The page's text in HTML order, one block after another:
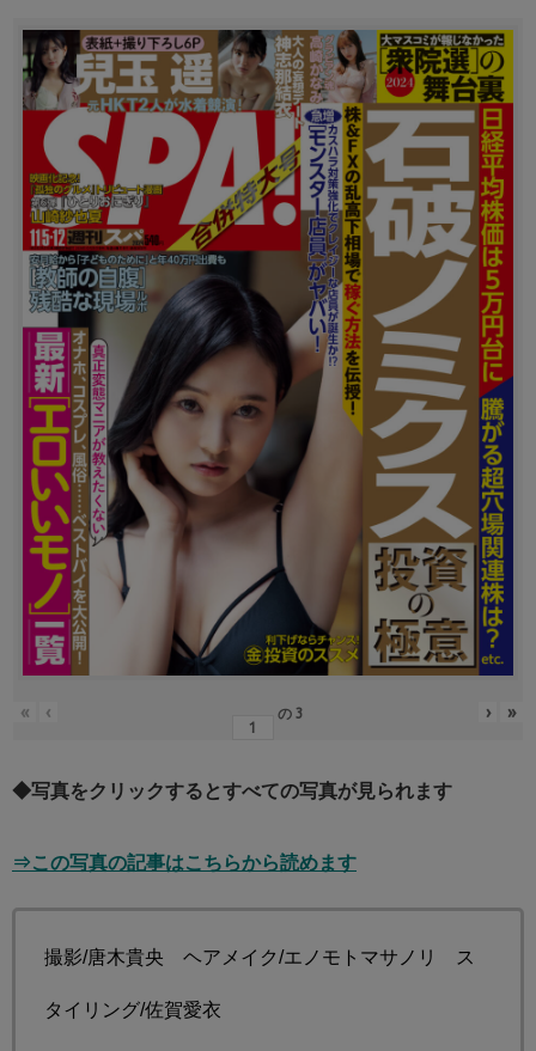
« ‹ の 3 › »
◆写真をクリックするとすべての写真が見られます
⇒この写真の記事はこちらから読めます
撮影/唐木貴央 ヘアメイク/エノモトマサノリ ス
タイリング/佐賀愛衣